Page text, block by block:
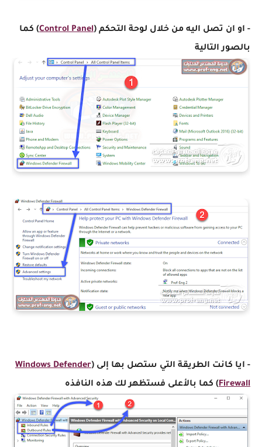
- او ان تصل اليه من خلال لوحة التحكم (Control Panel) كما
بالصور التالية
- ايا كانت الطريقة التي ستصل بها إلى (Windows Defender
Firewall) كما بالأعلى فستظهر لك هذه النافذه